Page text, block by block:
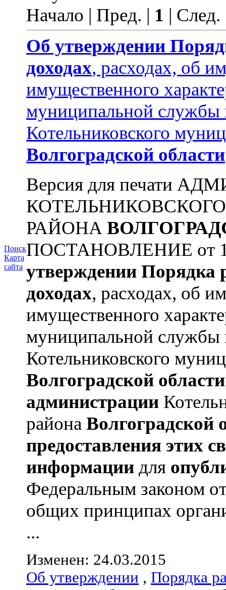
Поиск
Карта
сайта
Начало | Пред. | 1 |
Об утверждении
доходах, расходах, об
имущественного
муниципальной службы
Котельниковского
Волгоградской области
Версия для печати
РАЙОНА
ПОСТАНОВЛЕНИЕ от
утверждении Порядка
доходах, расходах, об
имущественного
муниципальной службы
Котельниковского
Волгоградской области
администрации
района Волгоградской
предоставления этих
информации для
Федеральным законом
общих принципах
...
Изменен: 24.03.2015
Об утверждении , Порядка